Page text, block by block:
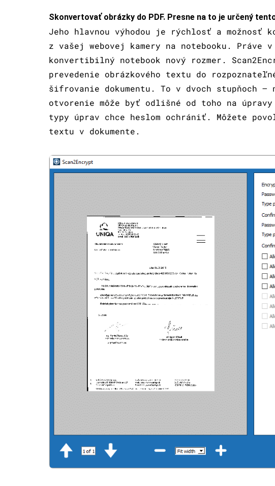
Skonvertovať obrázky do PDF. Presne na to je určený
Jeho hlavnou výhodou je rýchlosť a možnosť
z vašej webovej kamery na notebooku. Práve
konvertibilný notebook nový rozmer.
prevedenie obrázkového textu do
šifrovanie dokumentu. To v dvoch stupňoch
otvorenie môže byť odlišné od toho na
typy úprav chce heslom ochrániť. Môžete
textu v dokumente.